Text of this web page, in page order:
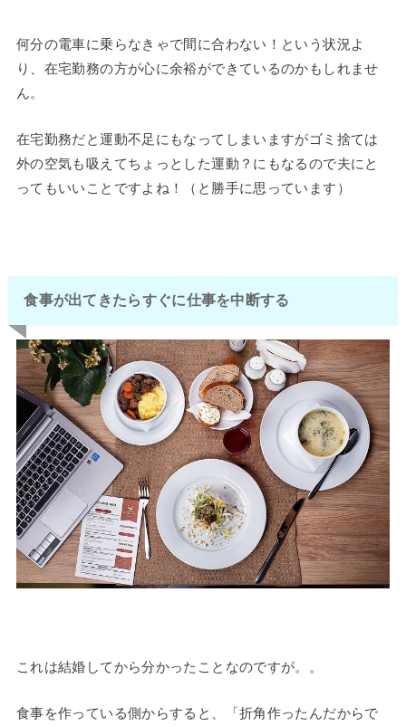
何分の電車に乗らなきゃで間に合わない！という状況よ
り、在宅勤務の方が心に余裕ができているのかもしれませ
ん。
在宅勤務だと運動不足にもなってしまいますがゴミ捨ては
外の空気も吸えてちょっとした運動？にもなるので夫にと
ってもいいことですよね！（と勝手に思っています）
食事が出てきたらすぐに仕事を中断する
これは結婚してから分かったことなのですが。。
食事を作っている側からすると、「折角作ったんだからで